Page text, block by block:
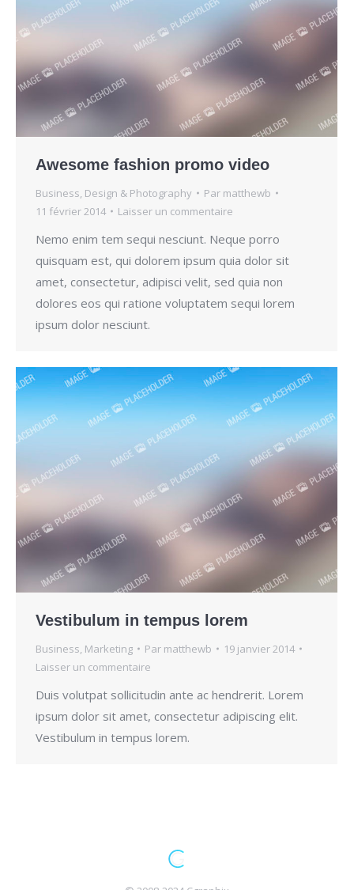
Awesome fashion promo video
Business, Design & Photography Par matthewb
11 février 2014
Laisser un commentaire
Nemo enim tem sequi nesciunt. Neque porro
quisquam est, qui dolorem ipsum quia dolor sit
amet, consectetur, adipisci velit, sed quia non
dolores eos qui ratione voluptatem sequi lorem
ipsum dolor nesciunt.
Vestibulum in tempus lorem
Business, Marketing Par matthewb
19 janvier 2014
Laisser un commentaire
Duis volutpat sollicitudin ante ac hendrerit. Lorem
ipsum dolor sit amet, consectetur adipiscing elit.
Vestibulum in tempus lorem.